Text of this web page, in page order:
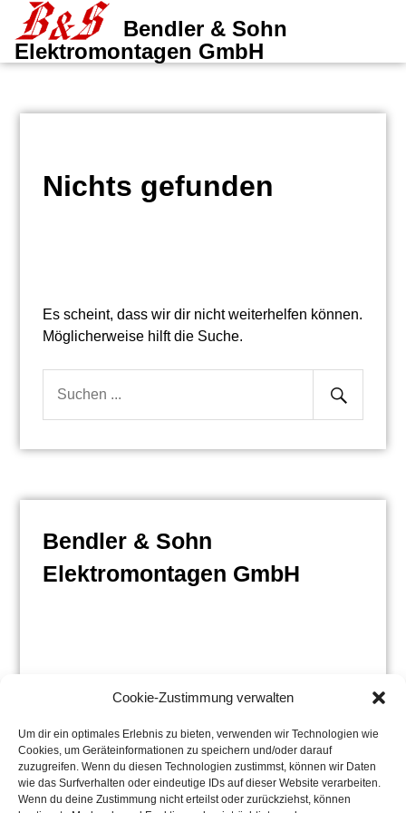
Cookie-Zustimmung verwalten
Um dir ein optimales Erlebnis zu bieten, verwenden wir Technologien wie
Cookies, um Geräteinformationen zu speichern und/oder darauf
zuzugreifen. Wenn du diesen Technologien zustimmst, können wir Daten
wie das Surfverhalten oder eindeutige IDs auf dieser Website verarbeiten.
Wenn du deine Zustimmung nicht erteilst oder zurückziehst, können
Inhalt
springen
Bendler & Sohn
Elektromontagen GmbH
Nichts gefunden
Es scheint, dass wir dir nicht weiterhelfen können.
Möglicherweise hilft die Suche.
Suche
Senden
Bendler & Sohn
Elektromontagen GmbH
Bergstrasse 37,